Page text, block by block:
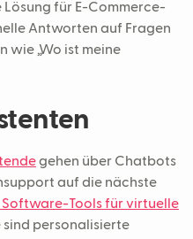
für E-Commerce-
Antworten auf Fragen
wie „Wo ist meine
gehen über Chatbots
auf die nächste
Software-Tools für virtuelle
sind personalisierte